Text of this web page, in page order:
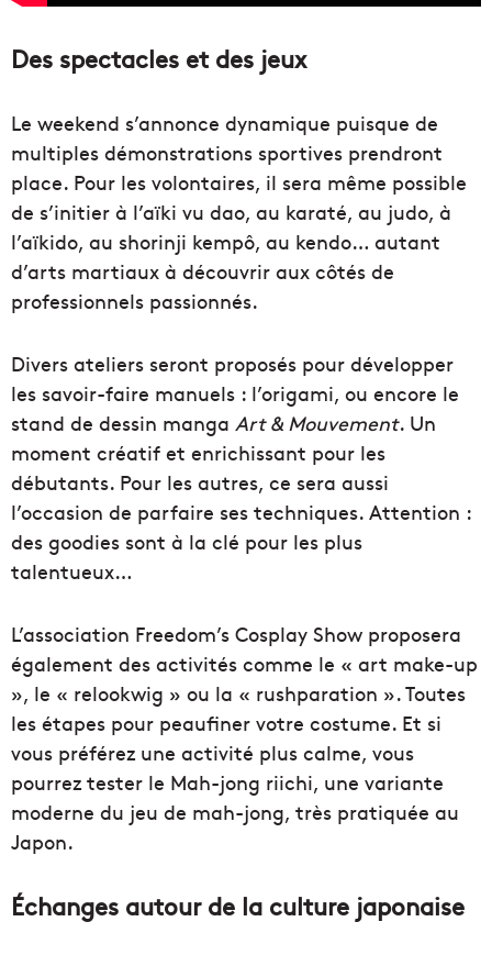
Des spectacles et des jeux
Le weekend s’annonce dynamique puisque de
multiples démonstrations sportives prendront
place. Pour les volontaires, il sera même possible
de s’initier à l’aïki vu dao, au karaté, au judo, à
l’aïkido, au shorinji kempô, au kendo… autant
d’arts martiaux à découvrir aux côtés de
professionnels passionnés.
Divers ateliers seront proposés pour développer
les savoir-faire manuels : l’origami, ou encore le
stand de dessin manga Art & Mouvement. Un
moment créatif et enrichissant pour les
débutants. Pour les autres, ce sera aussi
l’occasion de parfaire ses techniques. Attention :
des goodies sont à la clé pour les plus
talentueux…
L’association Freedom’s Cosplay Show proposera
également des activités comme le « art make-up
», le « relookwig » ou la « rushparation ». Toutes
les étapes pour peaufiner votre costume. Et si
vous préférez une activité plus calme, vous
pourrez tester le Mah-jong riichi, une variante
moderne du jeu de mah-jong, très pratiquée au
Japon.
Échanges autour de la culture japonaise